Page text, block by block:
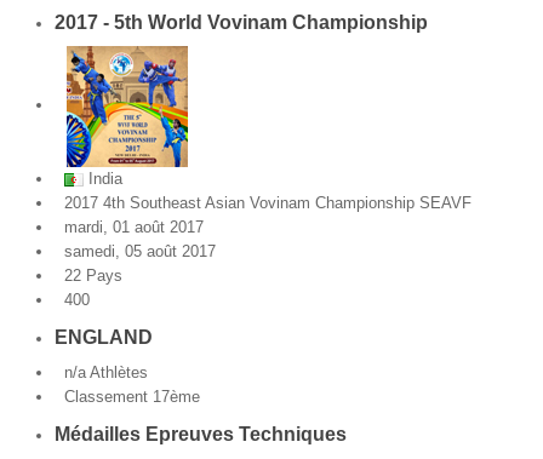
Actus
Evénements
Résultats
Par Médaillés
Par Evénements
Par Statistiques
PHOTO
DOCUMENT
2017 - 5th World Vovinam Championship
India
2017 4th Southeast Asian Vovinam Championship SEAVF
mardi, 01 août 2017
samedi, 05 août 2017
22 Pays
400
ENGLAND
n/a Athlètes
Classement 17ème
Médailles Epreuves Techniques